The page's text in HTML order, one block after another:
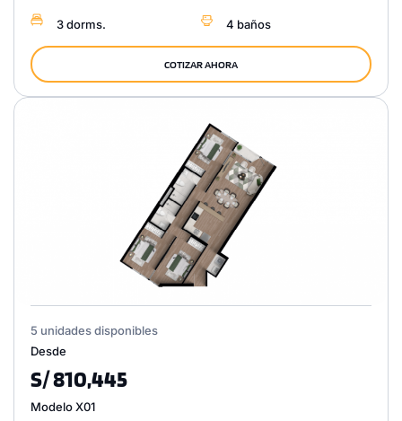
3 dorms. 4 baños
COTIZAR AHORA
5 unidades disponibles
Desde
S/ 810,445
Modelo X01